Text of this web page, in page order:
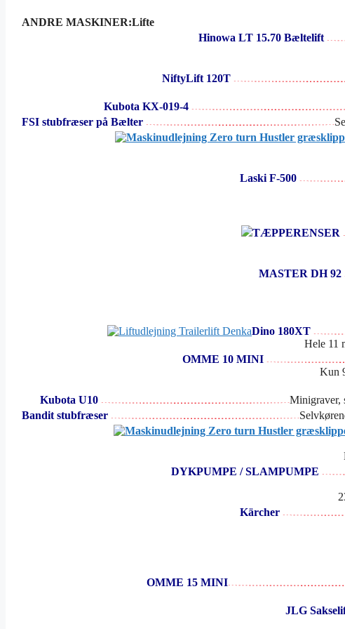
ANDRE MASKINER:Lifte
Hinowa LT 15.70 Bæltelift
NiftyLift 120T
Kubota KX-019-4
FSI stubfræser på Bælter
Laski F-500
TÆPPERENSER
MASTER DH 92
Dino 180XT
Hele 11
OMME 10 MINI
Kun
Kubota U10
Minigraver,
Bandit stubfræser
DYKPUMPE / SLAMPUMPE
Kärcher
OMME 15 MINI
JLG